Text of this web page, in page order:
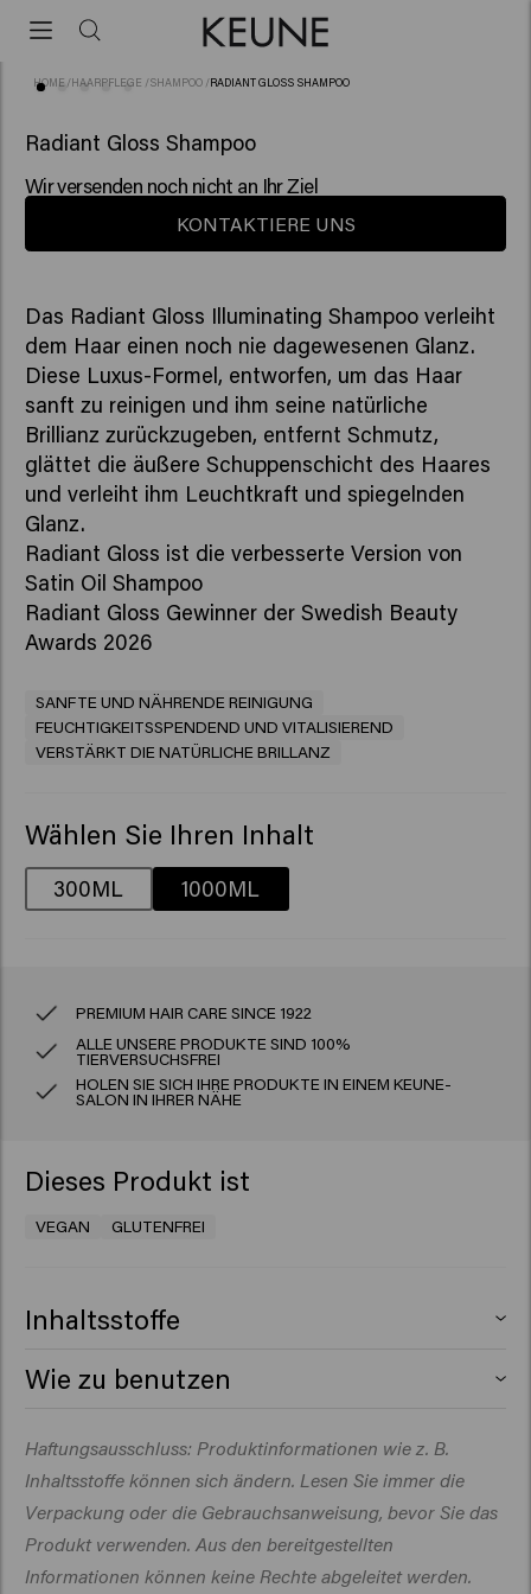
HOME /HAARPFLEGE /SHAMPOO /RADIANT GLOSS SHAMPOO
Radiant Gloss Shampoo
Wir versenden noch nicht an Ihr Ziel
KONTAKTIERE UNS
Das Radiant Gloss Illuminating Shampoo verleiht
dem Haar einen noch nie dagewesenen Glanz.
Diese Luxus-Formel, entworfen, um das Haar
sanft zu reinigen und ihm seine natürliche
Brillianz zurückzugeben, entfernt Schmutz,
glättet die äußere Schuppenschicht des Haares
und verleiht ihm Leuchtkraft und spiegelnden
Glanz.
Radiant Gloss ist die verbesserte Version von
Satin Oil Shampoo
Radiant Gloss Gewinner der Swedish Beauty
Awards 2026
SANFTE UND NÄHRENDE REINIGUNG
FEUCHTIGKEITSSPENDEND UND VITALISIEREND
VERSTÄRKT DIE NATÜRLICHE BRILLANZ
Wählen Sie Ihren Inhalt
300ML 1000ML
PREMIUM HAIR CARE SINCE 1922
ALLE UNSERE PRODUKTE SIND 100%
TIERVERSUCHSFREI
HOLEN SIE SICH IHRE PRODUKTE IN EINEM KEUNE-
SALON IN IHRER NÄHE
Dieses Produkt ist
VEGAN GLUTENFREI
Inhaltsstoffe
Cocamidopropyl Betaine, Propylene Glycol, Coco-
Betaine, Coco-Glucoside, Glycerin, Decyl Glucoside,
Propylene Glycol, Glycol Distearate, PEG-40
Hydrogenated Castor Oil, Glyceryl Laurate, Citric Acid,
Cetrimonium Chloride, Sodium Chloride, Sodium
Benzoate, Parfum (Fragrance), Glyceryl Oleate,
Wie zu benutzen
gründlich ausspülen. Bei Bedarf wiederholen.
Haftungsausschluss: Produktinformationen wie z. B.
Inhaltsstoffe können sich ändern. Lesen Sie immer die
Verpackung oder die Gebrauchsanweisung, bevor Sie das
Produkt verwenden. Aus den bereitgestellten
Informationen können keine Rechte abgeleitet werden.